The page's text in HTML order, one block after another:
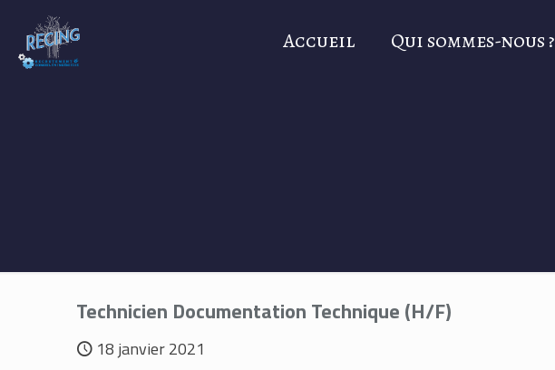
Accueil Qui sommes-nous ?
Technicien Documentation Technique (H/F)
18 janvier 2021